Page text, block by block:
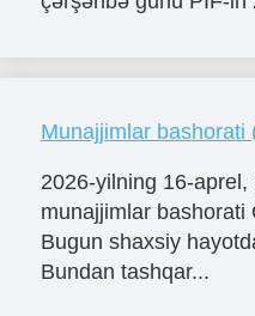
Munajjimlar bashorati
2026-yilning 16-
munajjimlar
Bugun shaxsiy
Bundan tashqar...